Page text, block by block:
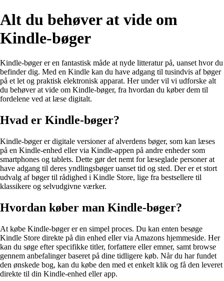
Alt du behøver at vide om
Kindle-bøger
Kindle-bøger er en fantastisk måde at nyde litteratur på, uanset hvor du
befinder dig. Med en Kindle kan du have adgang til tusindvis af bøger
på et let og praktisk elektronisk apparat. Her under vil vi udforske alt
du behøver at vide om Kindle-bøger, fra hvordan du køber dem til
fordelene ved at læse digitalt.
Hvad er Kindle-bøger?
Kindle-bøger er digitale versioner af alverdens bøger, som kan læses
på en Kindle-enhed eller via Kindle-appen på andre enheder som
smartphones og tablets. Dette gør det nemt for læseglade personer at
have adgang til deres yndlingsbøger uanset tid og sted. Der er et stort
udvalg af bøger til rådighed i Kindle Store, lige fra bestsellere til
klassikere og selvudgivne værker.
Hvordan køber man Kindle-bøger?
At købe Kindle-bøger er en simpel proces. Du kan enten besøge
Kindle Store direkte på din enhed eller via Amazons hjemmeside. Her
kan du søge efter specifikke titler, forfattere eller emner, samt browse
gennem anbefalinger baseret på dine tidligere køb. Når du har fundet
den ønskede bog, kan du købe den med et enkelt klik og få den leveret
direkte til din Kindle-enhed eller app.